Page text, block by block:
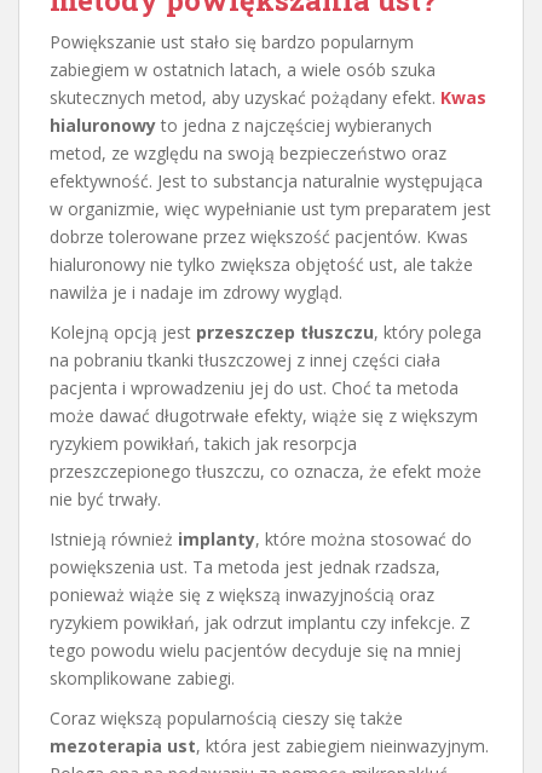
Powiększanie ust stało się bardzo popularnym
zabiegiem w ostatnich latach, a wiele osób szuka
skutecznych metod, aby uzyskać pożądany efekt. Kwas
hialuronowy to jedna z najczęściej wybieranych
metod, ze względu na swoją bezpieczeństwo oraz
efektywność. Jest to substancja naturalnie występująca
w organizmie, więc wypełnianie ust tym preparatem jest
dobrze tolerowane przez większość pacjentów. Kwas
hialuronowy nie tylko zwiększa objętość ust, ale także
nawilża je i nadaje im zdrowy wygląd.
Kolejną opcją jest przeszczep tłuszczu, który polega
na pobraniu tkanki tłuszczowej z innej części ciała
pacjenta i wprowadzeniu jej do ust. Choć ta metoda
może dawać długotrwałe efekty, wiąże się z większym
ryzykiem powikłań, takich jak resorpcja
przeszczepionego tłuszczu, co oznacza, że efekt może
nie być trwały.
Istnieją również implanty, które można stosować do
powiększenia ust. Ta metoda jest jednak rzadsza,
ponieważ wiąże się z większą inwazyjnością oraz
ryzykiem powikłań, jak odrzut implantu czy infekcje. Z
tego powodu wielu pacjentów decyduje się na mniej
skomplikowane zabiegi.
Coraz większą popularnością cieszy się także
mezoterapia ust, która jest zabiegiem nieinwazyjnym.